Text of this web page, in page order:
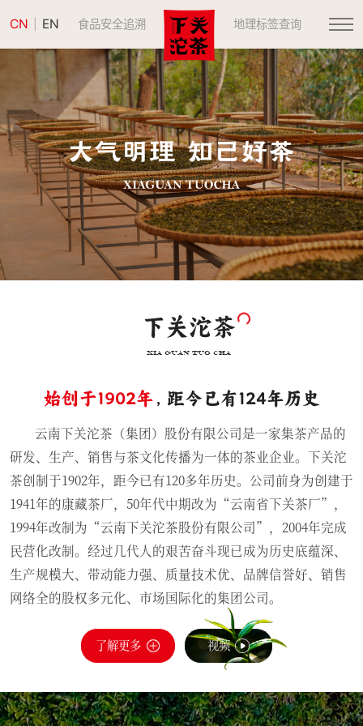
CN EN 食品安全追溯 地理标签查询
下关沱茶
XIA GUAN TUO CHA
始创于1902年，距今已有124年历史
云南下关沱茶（集团）股份有限公司是一家集茶产品的
研发、生产、销售与茶文化传播为一体的茶业企业。下关沱
茶创制于1902年，距今已有120多年历史。公司前身为创建于
1941年的康藏茶厂，50年代中期改为“云南省下关茶厂”，
1994年改制为“云南下关沱茶股份有限公司”，2004年完成
民营化改制。经过几代人的艰苦奋斗现已成为历史底蕴深、
生产规模大、带动能力强、质量技术优、品牌信誉好、销售
网络全的股权多元化、市场国际化的集团公司。
了解更多 视频